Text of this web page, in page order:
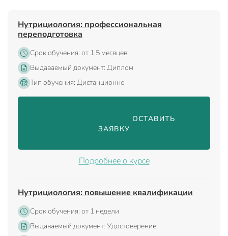
Нутрициология: профессиональная
переподготовка
Срок обучения: от 1,5 месяцев
Выдаваемый документ: Диплом
Тип обучения: Дистанционно
                                ОСТАВИТЬ
ЗАЯВКУ
Подробнее о курсе
Нутрициология: повышение квалификации
Срок обучения: от 1 недели
Выдаваемый документ: Удостоверение